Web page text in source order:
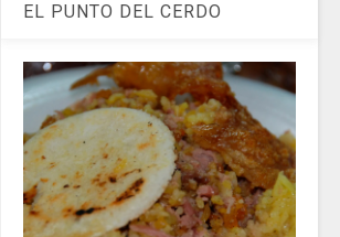
EL PUNTO DEL CERDO